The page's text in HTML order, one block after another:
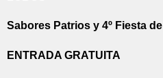
Sabores Patrios y 4º Fiesta
ENTRADA GRATUITA